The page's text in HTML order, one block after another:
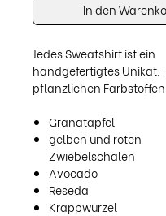
In den
Jedes Sweatshirt ist ein
handgefertigtes Unikat.
pflanzlichen
Granatapfel
gelben und roten
Zwiebelschalen
Avocado
Reseda
Krappwurzel